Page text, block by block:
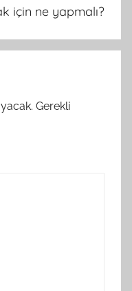
için ne yapmalı?
Gerekli